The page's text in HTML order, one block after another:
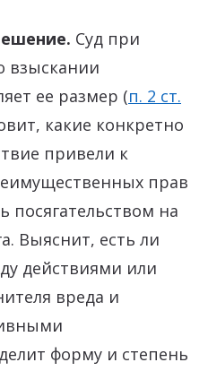
Суд при
взыскании
ее размер (п. 2 ст.
какие конкретно
привели к
прав
посягательством на
Выяснит, есть ли
действиями или
вреда и
форму и степень